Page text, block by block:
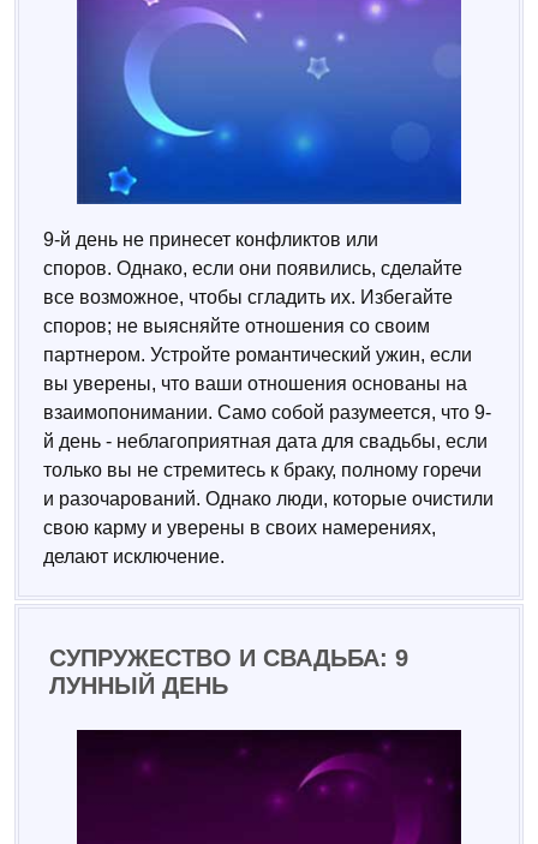
9-й день не принесет конфликтов или
споров. Однако, если они появились, сделайте
все возможное, чтобы сгладить их. Избегайте
споров; не выясняйте отношения со своим
партнером. Устройте романтический ужин, если
вы уверены, что ваши отношения основаны на
взаимопонимании. Само собой разумеется, что 9-
й день - неблагоприятная дата для свадьбы, если
только вы не стремитесь к браку, полному горечи
и разочарований. Однако люди, которые очистили
свою карму и уверены в своих намерениях,
делают исключение.
СУПРУЖЕСТВО И СВАДЬБА: 9
ЛУННЫЙ ДЕНЬ